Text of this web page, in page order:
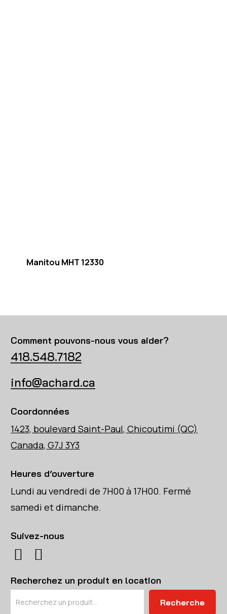
Manitou MHT 12330
Comment pouvons-nous vous aider?
418.548.7182
info@achard.ca
Coordonnées
1423, boulevard Saint-Paul, Chicoutimi (QC)
Canada, G7J 3Y3
Heures d’ouverture
Lundi au vendredi de 7H00 à 17H00. Fermé
samedi et dimanche.
Suivez-nous
Recherchez un produit en location
Recherche